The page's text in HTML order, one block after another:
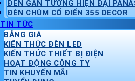
ĐÈN GẮN TƯỜNG HIỆN ĐẠI
ĐÈN CHÙM CỔ ĐIỂN 355 DECOR
TIN TỨC
BẢNG GIÁ
KIẾN THỨC ĐÈN LED
KIẾN THỨC THIẾT BỊ ĐIỆN
HOẠT ĐỘNG CÔNG TY
TIN KHUYẾN MÃI